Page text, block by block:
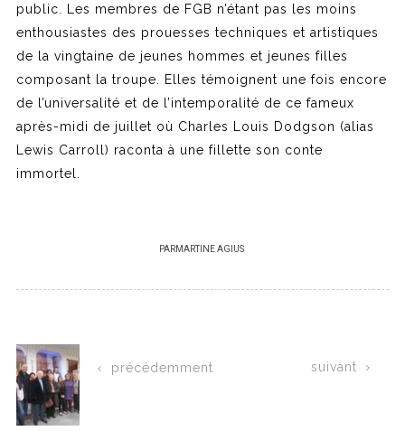
public. Les membres de FGB n’étant pas les moins
enthousiastes des prouesses techniques et artistiques
de la vingtaine de jeunes hommes et jeunes filles
composant la troupe. Elles témoignent une fois encore
de l’universalité et de l’intemporalité de ce fameux
après-midi de juillet où Charles Louis Dodgson (alias
Lewis Carroll) raconta à une fillette son conte
immortel.
PARMARTINE AGIUS
précédemment suivant